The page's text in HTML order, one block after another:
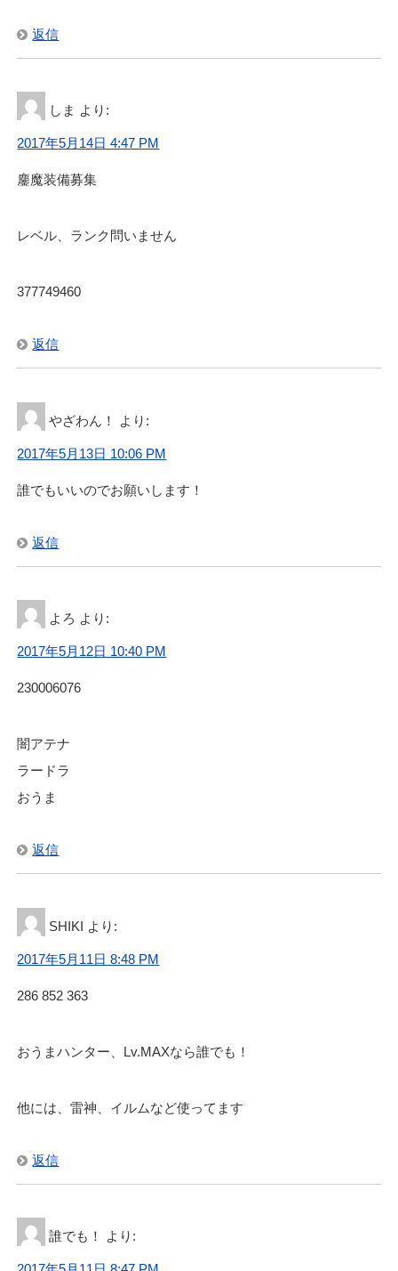
返信
しま より:
2017年5月14日 4:47 PM
鏖魔装備募集
レベル、ランク問いません
377749460
返信
やざわん！ より:
2017年5月13日 10:06 PM
誰でもいいのでお願いします！
返信
よろ より:
2017年5月12日 10:40 PM
230006076
闇アテナ
ラードラ
おうま
返信
SHIKI より:
2017年5月11日 8:48 PM
286 852 363
おうまハンター、Lv.MAXなら誰でも！
他には、雷神、イルムなど使ってます
返信
誰でも！ より: